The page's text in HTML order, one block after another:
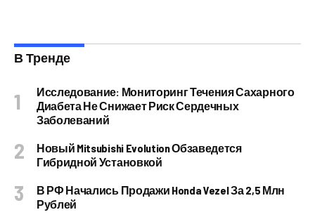
В Тренде
Исследование: Мониторинг Течения Сахарного
Диабета Не Снижает Риск Сердечных
Заболеваний
Новый Mitsubishi Evolution Обзаведется
Гибридной Установкой
В РФ Начались Продажи Honda Vezel За 2,5 Млн
Рублей